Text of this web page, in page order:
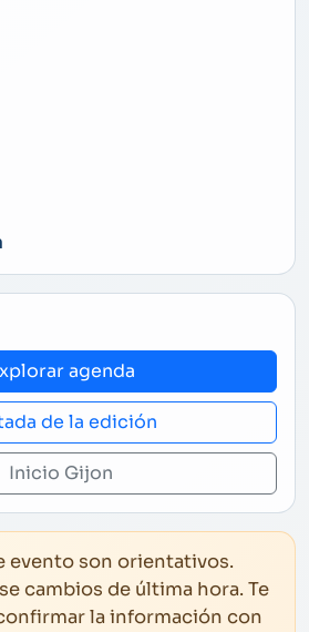
agenda
de la edición
Inicio Gijon
evento son orientativos.
cambios de última hora. Te
la información con